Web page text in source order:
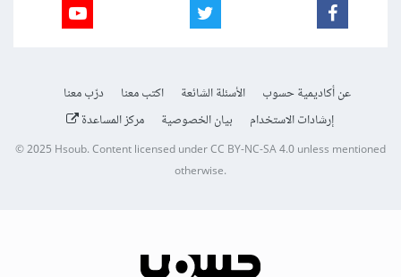
عن أكاديمية حسوب الأسئلة الشائعة اكتب معنا
درّب معنا
إرشادات الاستخدام
بيان الخصوصية مركز المساعدة
© 2025Hsoub.Content licensed underCC BY-NC-SA 4.0unless mentioned
otherwise.